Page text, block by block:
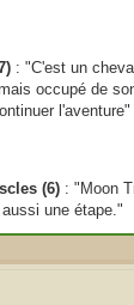
: "C'est un
occupé de
l'aventure"
(6) : "Moon
une étape."